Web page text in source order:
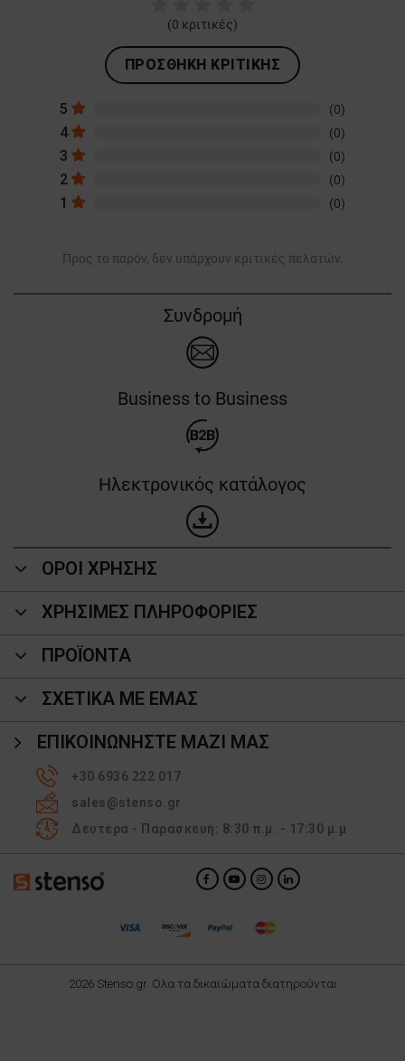
(0 κριτικές)
ΠΡΟΣΘΉΚΗ ΚΡΙΤΙΚΉΣ
5 (0)
4 (0)
3 (0)
2 (0)
1 (0)
Προς το παρόν, δεν υπάρχουν κριτικές πελατών.
Συνδρομή
Business to Business
Ηλεκτρονικός κατάλογος
ΟΡΟΙ ΧΡΗΣΗΣ
ΧΡΗΣΙΜΕΣ ΠΛΗΡΟΦΟΡΙΕΣ
ΠΡΟΪΌΝΤΑ
ΣΧΕΤΙΚΑ ΜΕ ΕΜΑΣ
ΕΠΙΚΟΙΝΩΝΉΣΤΕ ΜΑΖΊ ΜΑΣ
+30 6936 222 017
sales@stenso.gr
Δευτέρα - Παρασκευή: 8:30 π.μ. - 17:30 μ.μ
2026 Stenso.gr. Ολα τα δικαιώματα διατηρούνται